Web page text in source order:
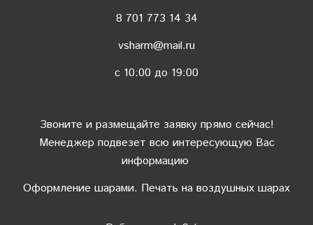
8 701 773 14 34
vsharm@mail.ru
c 10:00 до 19:00
Звоните и размещайте заявку прямо сейчас!
Менеджер подвезет всю интересующую Вас
информацию
Оформление шарами. Печать на воздушных шарах